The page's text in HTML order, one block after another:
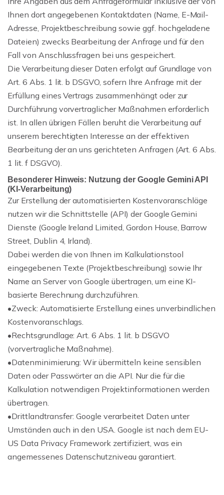
Ihnen dort angegebenen Kontaktdaten (Name, E-Mail-
Adresse, Projektbeschreibung sowie ggf. hochgeladene
Dateien) zwecks Bearbeitung der Anfrage und für den
Fall von Anschlussfragen bei uns gespeichert.
Die Verarbeitung dieser Daten erfolgt auf Grundlage von
Art. 6 Abs. 1 lit. b DSGVO, sofern Ihre Anfrage mit der
Erfüllung eines Vertrags zusammenhängt oder zur
Durchführung vorvertraglicher Maßnahmen erforderlich
ist. In allen übrigen Fällen beruht die Verarbeitung auf
unserem berechtigten Interesse an der effektiven
Bearbeitung der an uns gerichteten Anfragen (Art. 6 Abs.
1 lit. f DSGVO).
Besonderer Hinweis: Nutzung der Google Gemini API
(KI-Verarbeitung)
Zur Erstellung der automatisierten Kostenvoranschläge
nutzen wir die Schnittstelle (API) der Google Gemini
Dienste (Google Ireland Limited, Gordon House, Barrow
Street, Dublin 4, Irland).
Dabei werden die von Ihnen im Kalkulationstool
eingegebenen Texte (Projektbeschreibung) sowie Ihr
Name an Server von Google übertragen, um eine KI-
basierte Berechnung durchzuführen.
•Zweck: Automatisierte Erstellung eines unverbindlichen
Kostenvoranschlags.
•Rechtsgrundlage: Art. 6 Abs. 1 lit. b DSGVO
(vorvertragliche Maßnahme).
•Datenminimierung: Wir übermitteln keine sensiblen
Daten oder Passwörter an die API. Nur die für die
Kalkulation notwendigen Projektinformationen werden
übertragen.
•Drittlandtransfer: Google verarbeitet Daten unter
Umständen auch in den USA. Google ist nach dem EU-
US Data Privacy Framework zertifiziert, was ein
angemessenes Datenschutzniveau garantiert.